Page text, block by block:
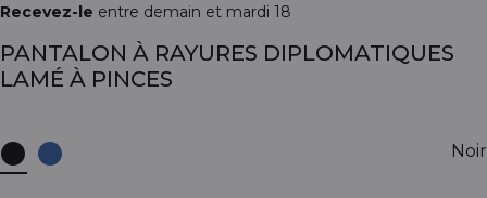
Recevez-le entre demain et mardi 18
PANTALON À RAYURES DIPLOMATIQUES
LAMÉ À PINCES
Noir